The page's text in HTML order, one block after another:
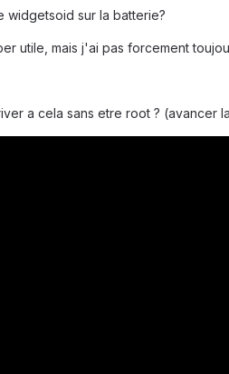
widgetsoid sur la batterie?
utile, mais j'ai pas forcement
a cela sans etre root ? (avancer